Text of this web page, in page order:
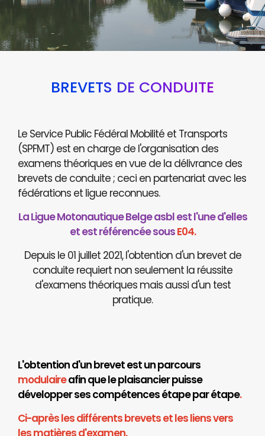
BREVETS DE CONDUITE
Le Service Public Fédéral Mobilité et Transports
(SPFMT) est en charge de l'organisation des
examens théoriques en vue de la délivrance des
brevets de conduite ; ceci en partenariat avec les
fédérations et ligue reconnues.
La Ligue Motonautique Belge asbl est l'une d'elles
et est référencée sousE04.
Depuis le 01 juillet 2021, l'obtention d'un brevet de
conduite requiert non seulement la réussite
d'examens théoriques mais aussi d'un test
pratique.
L'obtention d'un brevet est un parcours
modulaireafin que le plaisancier puisse
développer ses compétences étape par étape.
Ci-après les différents brevets et les liens vers